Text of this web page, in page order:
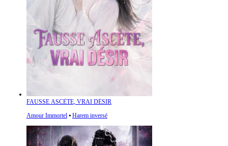
FAUSSE ASCÈTE, VRAI DÉSIR
Amour Immortel ⦁ Harem inversé